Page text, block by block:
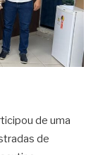
de uma
de